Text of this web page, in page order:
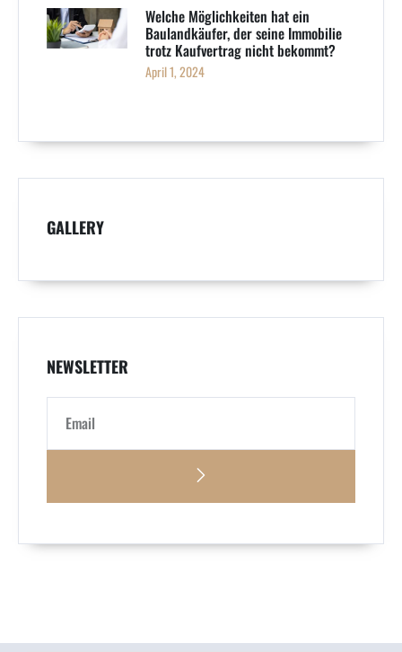
Welche Möglichkeiten hat ein
Baulandkäufer, der seine Immobilie
trotz Kaufvertrag nicht bekommt?
April 1, 2024
GALLERY
NEWSLETTER